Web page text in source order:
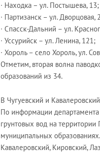
∙ Находка – ул. Постышева, 13;
∙ Партизанск – ул. Дворцовая,
∙ Спасск-Дальний – ул.
∙ Уссурийск – ул. Ленина, 121;
∙ Хороль – село Хороль, ул.
Отметим, вторая волна
образований из 34.
В Чугуевский и
По информации
грунтовых вод на
муниципальных
Кавалеровский, Кировский,